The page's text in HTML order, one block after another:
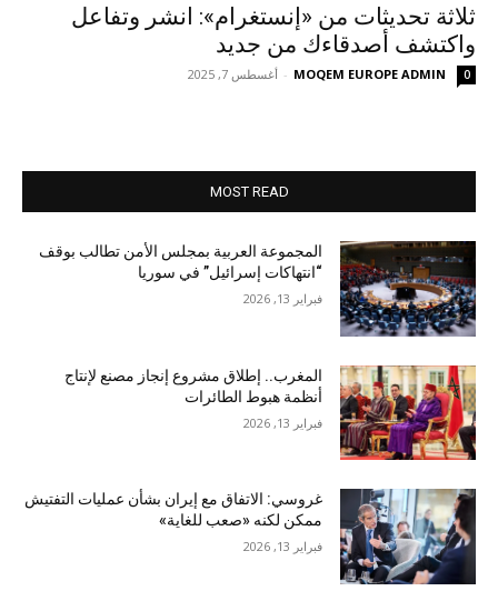
ثلاثة تحديثات من «إنستغرام»: انشر وتفاعل
واكتشف أصدقاءك من جديد
MOQEM EUROPE ADMIN
- أغسطس 7, 2025 0
MOST READ
المجموعة العربية بمجلس الأمن تطالب بوقف
“انتهاكات إسرائيل” في سوريا
فبراير 13, 2026
المغرب.. إطلاق مشروع إنجاز مصنع لإنتاج
أنظمة هبوط الطائرات
فبراير 13, 2026
غروسي: الاتفاق مع إيران بشأن عمليات التفتيش
ممكن لكنه «صعب للغاية»
فبراير 13, 2026